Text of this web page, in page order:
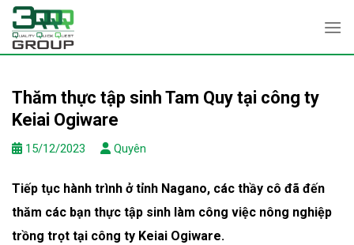
Skip
content
Thăm thực tập sinh Tam Quy tại công ty
Keiai Ogiware
15/12/2023 Quyên
Tiếp tục hành trình ở tỉnh Nagano, các thầy cô đã đến
thăm các bạn thực tập sinh làm công việc nông nghiệp
trồng trọt tại công ty Keiai Ogiware.